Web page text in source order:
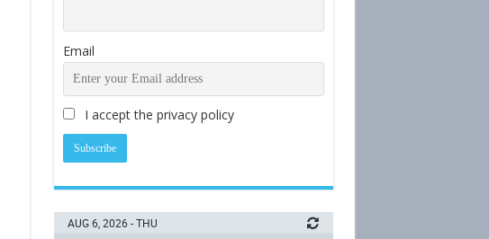
Email
I accept the privacy policy
AUG 6, 2026 - THU